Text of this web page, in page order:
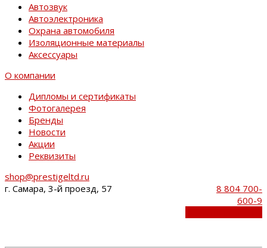
Автозвук
Автоэлектроника
Охрана автомобиля
Изоляционные материалы
Аксессуары
О компании
Дипломы и сертификаты
Фотогалерея
Бренды
Новости
Акции
Реквизиты
shop@prestigeltd.ru
г. Самара, 3-й проезд, 57
8 804 700-
600-9